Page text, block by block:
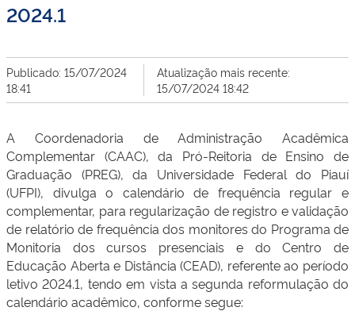
2024.1
Publicado: 15/07/2024
18:41
Atualização mais recente:
15/07/2024 18:42
A Coordenadoria de Administração Acadêmica
Complementar (CAAC), da Pró-Reitoria de Ensino de
Graduação (PREG), da Universidade Federal do Piauí
(UFPI), divulga o calendário de frequência regular e
complementar, para regularização de registro e validação
de relatório de frequência dos monitores do Programa de
Monitoria dos cursos presenciais e do Centro de
Educação Aberta e Distância (CEAD), referente ao período
letivo 2024.1, tendo em vista a segunda reformulação do
calendário acadêmico, conforme segue: